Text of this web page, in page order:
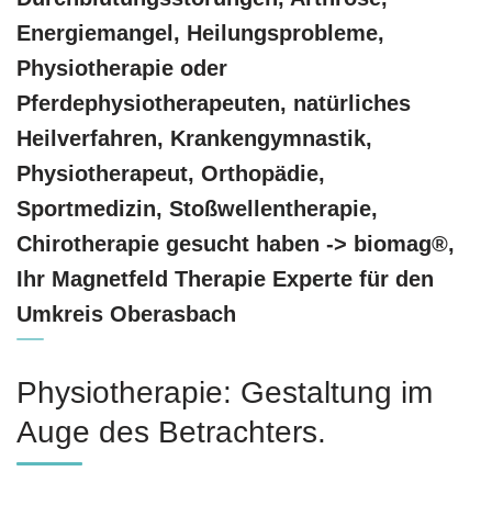
Energiemangel, Heilungsprobleme,
Physiotherapie oder
Pferdephysiotherapeuten, natürliches
Heilverfahren, Krankengymnastik,
Physiotherapeut, Orthopädie,
Sportmedizin, Stoßwellentherapie,
Chirotherapie gesucht haben -> biomag®,
Ihr Magnetfeld Therapie Experte für den
Umkreis Oberasbach
Physiotherapie: Gestaltung im
Auge des Betrachters.